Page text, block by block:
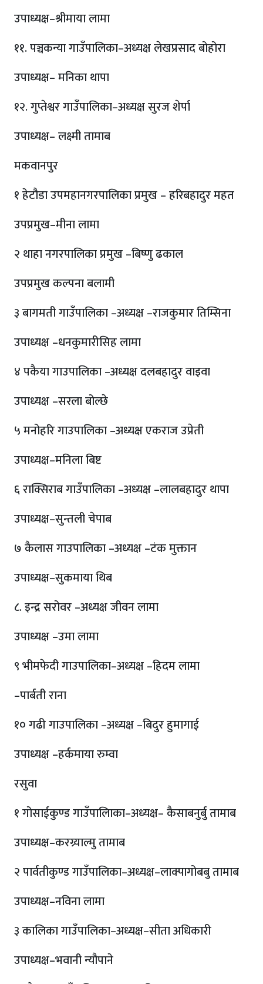
उपाध्यक्ष–श्रीमाया लामा
११. पञ्चकन्या गाउँपालिका–अध्यक्ष लेखप्रसाद बोहोरा
उपाध्यक्ष– मनिका थापा
१२. गुप्तेश्वर गाउँपालिका–अध्यक्ष सुरज शेर्पा
उपाध्यक्ष– लक्ष्मी तामाब
मकवानपुर
१ हेटौडा उपमहानगरपालिका प्रमुख – हरिबहादुर महत
उपप्रमुख–मीना लामा
२ थाहा नगरपालिका प्रमुख –बिष्णु ढकाल
उपप्रमुख कल्पना बलामी
३ बागमती गाउँपालिका –अध्यक्ष –राजकुमार तिम्सिना
उपाध्यक्ष –धनकुमारीसिह लामा
४ पकैया गाउपालिका –अध्यक्ष दलबहादुर वाइवा
उपाध्यक्ष –सरला बोल्छे
५ मनोहरि गाउपालिका –अध्यक्ष एकराज उप्रेती
उपाध्यक्ष–मनिला बिष्ट
६ राक्सिराब गाउँपालिका –अध्यक्ष –लालबहादुर थापा
उपाध्यक्ष–सुन्तली चेपाब
७ कैलास गाउपालिका –अध्यक्ष –टंक मुक्तान
उपाध्यक्ष–सुकमाया थिब
८. इन्द्र सरोवर –अध्यक्ष जीवन लामा
उपाध्यक्ष –उमा लामा
९ भीमफेदी गाउपालिका–अध्यक्ष –हिदम लामा
–पार्बती राना
१० गढी गाउपालिका –अध्यक्ष –बिदुर हुमागाई
उपाध्यक्ष –हर्कमाया रुम्वा
रसुवा
१ गोसाईकुण्ड गाउँपालिाका–अध्यक्ष– कैसाबनुर्बु तामाब
उपाध्यक्ष–करग्र्याल्मु तामाब
२ पार्वतीकुण्ड गाउँपालिका–अध्यक्ष–लाक्पागोबबु तामाब
उपाध्यक्ष–नविना लामा
३ कालिका गाउँपालिका–अध्यक्ष–सीता अधिकारी
उपाध्यक्ष–भवानी न्यौपाने